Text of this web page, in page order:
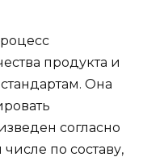
продукта и
Она
согласно
по составу,